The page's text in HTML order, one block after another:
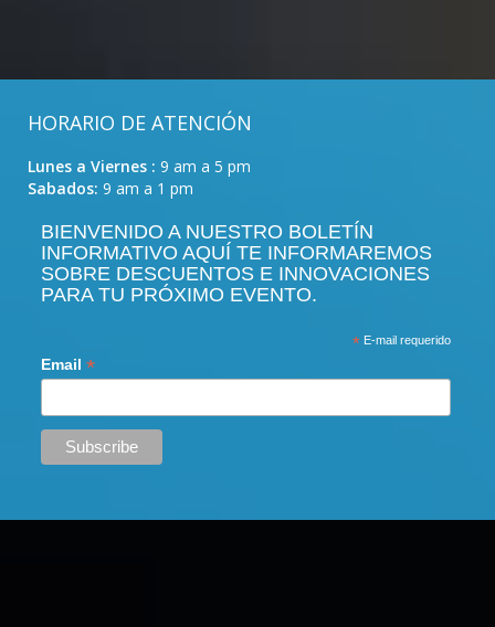
HORARIO DE ATENCIÓN
Lunes a Viernes : 9 am a 5 pm
Sabados: 9 am a 1 pm
BIENVENIDO A NUESTRO BOLETÍN
INFORMATIVO AQUÍ TE INFORMAREMOS
SOBRE DESCUENTOS E INNOVACIONES
PARA TU PRÓXIMO EVENTO.
*E-mail requerido
Email *